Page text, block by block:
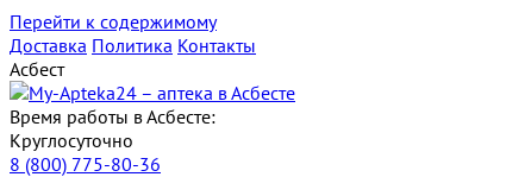
Перейти к содержимому
Доставка Политика Контакты
Асбест
Время работы в Асбесте:
Круглосуточно
8 (800) 775-80-36